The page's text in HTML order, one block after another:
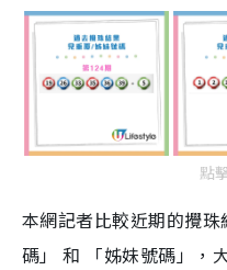
點
本網記者比較近期的攪
碼」 和 「姊妹號碼」，